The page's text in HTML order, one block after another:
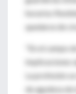
horarios
quedarse de
"En el campo
implicaciones
La profesión
de agudeza